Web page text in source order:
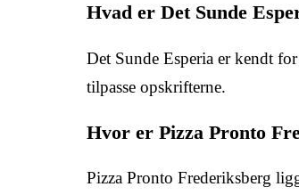
Hvad er Det Sunde
Det Sunde Esperia er kendt
tilpasse opskrifterne.
Hvor er Pizza Pronto
Pizza Pronto Frederiksberg